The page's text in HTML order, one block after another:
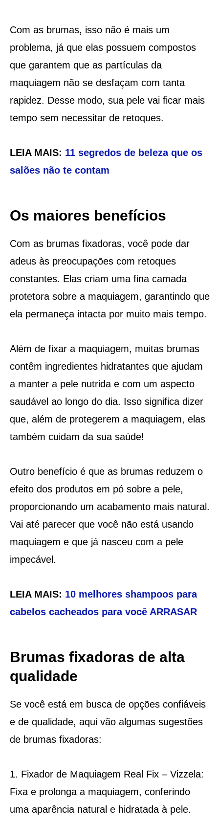
Com as brumas, isso não é mais um
problema, já que elas possuem compostos
que garantem que as partículas da
maquiagem não se desfaçam com tanta
rapidez. Desse modo, sua pele vai ficar mais
tempo sem necessitar de retoques.
LEIA MAIS: 11 segredos de beleza que os
salões não te contam
Os maiores benefícios
Com as brumas fixadoras, você pode dar
adeus às preocupações com retoques
constantes. Elas criam uma fina camada
protetora sobre a maquiagem, garantindo que
ela permaneça intacta por muito mais tempo.
Além de fixar a maquiagem, muitas brumas
contêm ingredientes hidratantes que ajudam
a manter a pele nutrida e com um aspecto
saudável ao longo do dia. Isso significa dizer
que, além de protegerem a maquiagem, elas
também cuidam da sua saúde!
Outro benefício é que as brumas reduzem o
efeito dos produtos em pó sobre a pele,
proporcionando um acabamento mais natural.
Vai até parecer que você não está usando
maquiagem e que já nasceu com a pele
impecável.
LEIA MAIS: 10 melhores shampoos para
cabelos cacheados para você ARRASAR
Brumas fixadoras de alta
qualidade
Se você está em busca de opções confiáveis
e de qualidade, aqui vão algumas sugestões
de brumas fixadoras:
Fixador de Maquiagem Real Fix – Vizzela:
Fixa e prolonga a maquiagem, conferindo
uma aparência natural e hidratada à pele.